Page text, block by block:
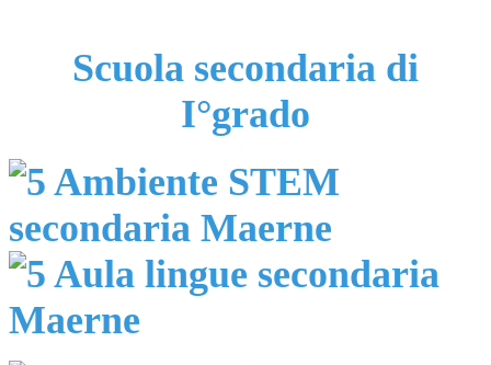
Scuola secondaria di
I°grado